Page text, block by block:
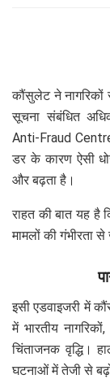
कौंसुलेट ने नागरिकों
सूचना संबंधित
Anti-Fraud
डर के कारण ऐसी
और बढ़ता है।
राहत की बात यह
मामलों की गंभीरता
इसी एडवाइजरी में
में भारतीय
चिंताजनक वृद्धि।
घटनाओं में तेजी से